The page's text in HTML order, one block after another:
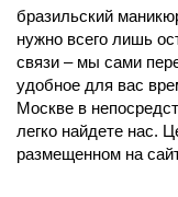
бразильский
нужно всего лишь
связи – мы сами
удобное для вас
Москве в
легко найдете нас.
размещенном на